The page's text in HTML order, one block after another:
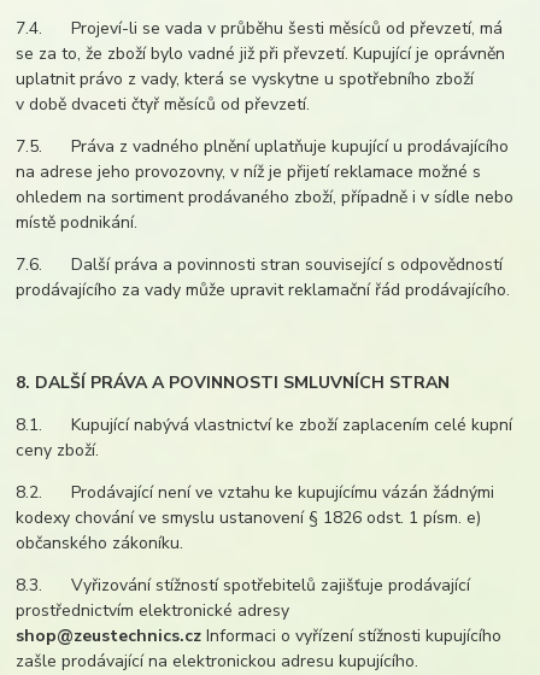
7.4. Projeví-li se vada v průběhu šesti měsíců od převzetí, má
se za to, že zboží bylo vadné již při převzetí. Kupující je oprávněn
uplatnit právo z vady, která se vyskytne u spotřebního zboží
v době dvaceti čtyř měsíců od převzetí.
7.5. Práva z vadného plnění uplatňuje kupující u prodávajícího
na adrese jeho provozovny, v níž je přijetí reklamace možné s
ohledem na sortiment prodávaného zboží, případně i v sídle nebo
místě podnikání.
7.6. Další práva a povinnosti stran související s odpovědností
prodávajícího za vady může upravit reklamační řád prodávajícího.
8. DALŠÍ PRÁVA A POVINNOSTI SMLUVNÍCH STRAN
8.1. Kupující nabývá vlastnictví ke zboží zaplacením celé kupní
ceny zboží.
8.2. Prodávající není ve vztahu ke kupujícímu vázán žádnými
kodexy chování ve smyslu ustanovení § 1826 odst. 1 písm. e)
občanského zákoníku.
8.3. Vyřizování stížností spotřebitelů zajišťuje prodávající
prostřednictvím elektronické adresy
shop@zeustechnics.cz Informaci o vyřízení stížnosti kupujícího
zašle prodávající na elektronickou adresu kupujícího.